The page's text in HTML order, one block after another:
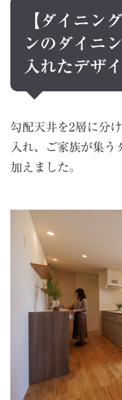
【ダイニン
ンのダイニ
入れたデザ
勾配天井を2層に分
入れ、ご家族が集う
加えました。